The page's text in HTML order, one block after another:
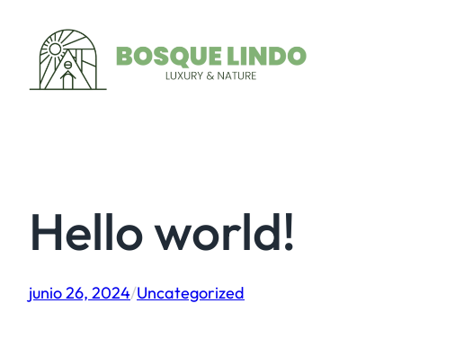
Hello world!
junio 26, 2024/Uncategorized